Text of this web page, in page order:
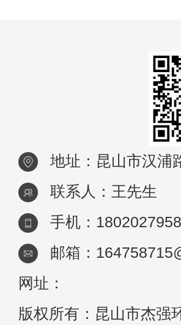
地址：昆山市汉浦
联系人：王先生
手机：
邮箱：
网址：
版权所有：昆山市杰强